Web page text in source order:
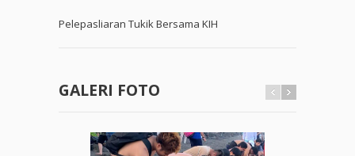
Pelepasliaran Tukik Bersama KIH
GALERI FOTO